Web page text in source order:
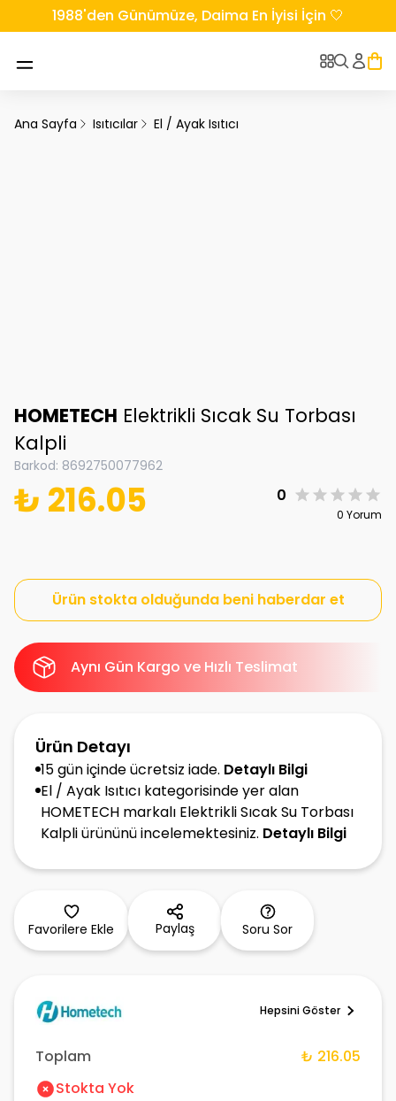
1988'den Günümüze, Daima En İyisi İçin 🤍
Ana Sayfa Isıtıcılar El / Ayak Isıtıcı
HOMETECH Elektrikli Sıcak Su Torbası
Kalpli
Barkod: 8692750077962
₺ 216.05 0
0 Yorum
Ürün stokta olduğunda beni haberdar et
Aynı Gün Kargo ve Hızlı Teslimat
Ürün Detayı
15 gün içinde ücretsiz iade. Detaylı Bilgi
El / Ayak Isıtıcı kategorisinde yer alan
HOMETECH markalı Elektrikli Sıcak Su Torbası
Kalpli ürününü incelemektesiniz. Detaylı Bilgi
Favorilere Ekle Paylaş Soru Sor
Hepsini Göster
Toplam
₺ 216.05
Stokta Yok